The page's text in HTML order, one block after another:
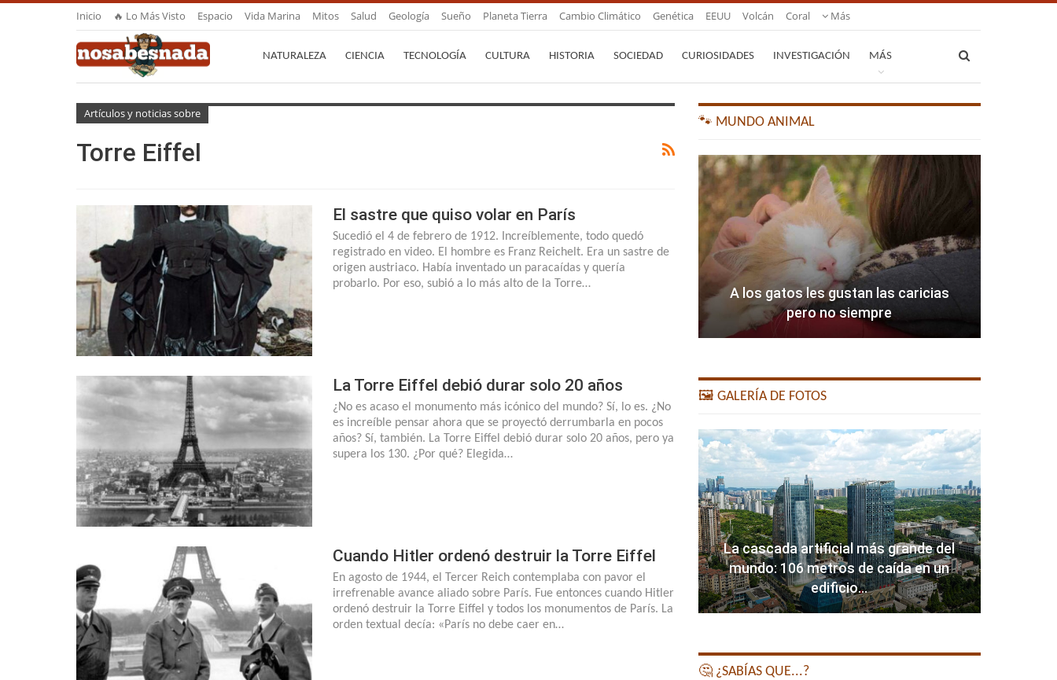
Inicio 🔥 Lo Más Visto Espacio Vida Marina Mitos Salud Geología Sueño Planeta Tierra Cambio Climático Genética EEUU Volcán Coral Más
NATURALEZA CIENCIA TECNOLOGÍA CULTURA HISTORIA SOCIEDAD CURIOSIDADES INVESTIGACIÓN MÁS
Artículos y noticias sobre
Torre Eiffel
El sastre que quiso volar en París
Sucedió el 4 de febrero de 1912. Increíblemente, todo quedó
registrado en video. El hombre es Franz Reichelt. Era un sastre de
origen austriaco. Había inventado un paracaídas y quería
probarlo. Por eso, subió a lo más alto de la Torre…
La Torre Eiffel debió durar solo 20 años
¿No es acaso el monumento más icónico del mundo? Sí, lo es. ¿No
es increíble pensar ahora que se proyectó derrumbarla en pocos
años? Sí, también. La Torre Eiffel debió durar solo 20 años, pero ya
supera los 130. ¿Por qué? Elegida…
Cuando Hitler ordenó destruir la Torre Eiffel
En agosto de 1944, el Tercer Reich contemplaba con pavor el
irrefrenable avance aliado sobre París. Fue entonces cuando Hitler
ordenó destruir la Torre Eiffel y todos los monumentos de París. La
orden textual decía: «París no debe caer en…
🐾 MUNDO ANIMAL
A los gatos les gustan las caricias
pero no siempre
🖼️ GALERÍA DE FOTOS
La cascada artificial más grande del
mundo: 106 metros de caída en un
edificio…
🤔 ¿SABÍAS QUE...?